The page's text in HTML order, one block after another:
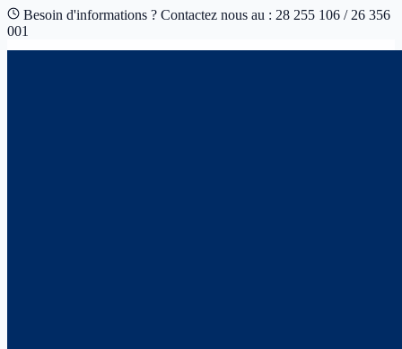
Besoin d'informations ? Contactez nous au : 28 255 106 / 26 356
001